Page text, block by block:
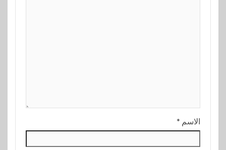
الاسم *